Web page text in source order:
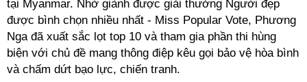
tại Myanmar. Nhờ giành được giải thưởng Người đẹp
được bình chọn nhiều nhất - Miss Popular Vote, Phương
Nga đã xuất sắc lọt top 10 và tham gia phần thi hùng
biện với chủ đề mang thông điệp kêu gọi bảo vệ hòa bình
và chấm dứt bạo lực, chiến tranh.